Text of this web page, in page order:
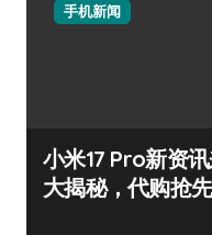
手机新闻
小米17 Pro新资
大揭秘，代购抢先